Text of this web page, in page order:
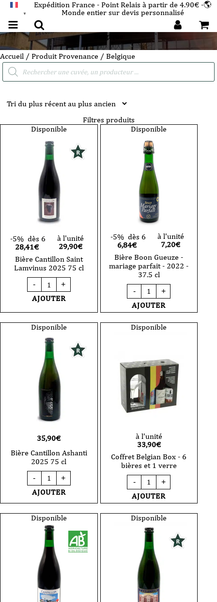
▼
Expédition France - Point Relais à partir de 4.90€ -🌎
Monde entier sur devis personnalisé
Belgique
Accueil / Produit Provenance / Belgique
Recherche
Filtres produits
Disponible
-5% dès 6
28,41€
à l'unité
29,90€
Bière Cantillon Saint
Lamvinus 2025 75 cl
-
quantité
de
Bière
Cantillon
Saint
2025
cl
+
AJOUTER
Disponible
-5% dès 6
6,84€
à l'unité
7,20€
Bière Boon Gueuze -
mariage parfait - 2022 -
37.5 cl
-
quantité
de
Bière
Boon
-
mariage
-
37.5
cl
+
AJOUTER
Disponible
35,90€
Bière Cantillon Ashanti
2025 75 cl
-
quantité
de
Bière
Cantillon
Ashanti
2025
75
cl
+
AJOUTER
Disponible
à l'unité
33,90€
Coffret Belgian Box - 6
bières et 1 verre
-
quantité
de
Coffret
Belgian
-
6
bières
et
1
verre
+
AJOUTER
Disponible Disponible